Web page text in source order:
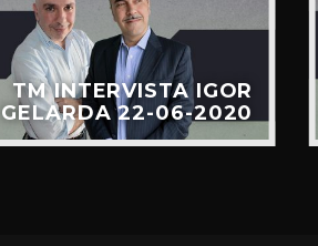
TM INTERVISTA IGOR
GELARDA 22-06-2020